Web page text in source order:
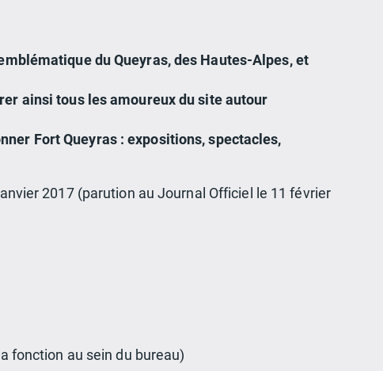
du Queyras, des Hautes-Alpes, et
ainsi tous les amoureux du site autour
Fort Queyras : expositions, spectacles,
2017 (parution au Journal Officiel le 11 février
fonction au sein du bureau)